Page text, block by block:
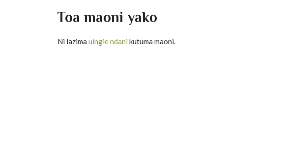
Toa maoni yako
Ni lazima uingie ndani kutuma maoni.